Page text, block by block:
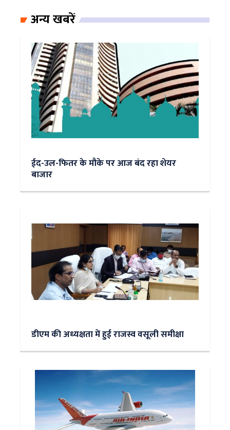
अन्य खबरें
ईद-उल-फितर के मौके पर आज बंद रहा शेयर
बाजार
डीएम की अध्यक्षता में हुई राजस्व वसूली समीक्षा